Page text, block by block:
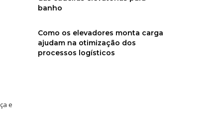
e
banho
Como os elevadores monta carga
ajudam na otimização dos
processos logísticos